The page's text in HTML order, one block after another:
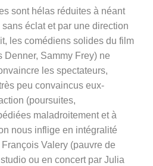
sont hélas réduites à néant
éclat et par une direction
les comédiens solides du film
Denner, Sammy Frey) ne
les spectateurs,
peu convaincus eux-
(poursuites,
maladroitement et à
nous inflige en intégralité
Valery (pauvre de
ou en concert par Julia